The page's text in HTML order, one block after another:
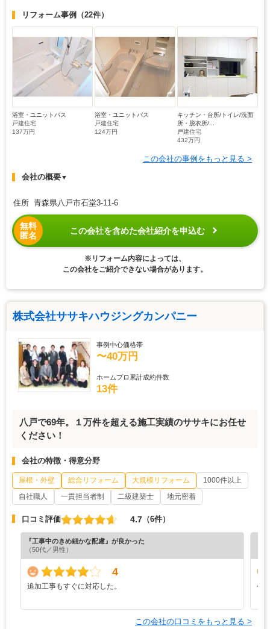
リフォーム事例 （22件）
浴室・ユニットバス
戸建住宅
137万円
浴室・ユニットバス
戸建住宅
124万円
キッチン・台所/トイレ/洗面
所・脱衣所/...
戸建住宅
432万円
この会社の事例をもっと見る >
会社の概要▼
住所 青森県八戸市石堂3-11-6
無料
匿名
この会社を含めた会社紹介を申込む
※リフォーム内容によっては、
この会社をご紹介できない場合があります。
株式会社ササキハウジングカンパニー
事例中心価格帯
〜40万円
ホームプロ累計成約件数
13件
八戸で69年。１万件を超える施工実績のササキにお任せ
ください！
会社の特徴・得意分野
屋根・外壁 総合リフォーム 大規模リフォーム
1000件以上
自社職人
一貫担当者制 二級建築士 地元密着
口コミ評価 4.7 （6件）
『工事中のきめ細かな配慮』が良かった
（50代／男性）
4
追加工事もすぐに対応した。 今
この会社の口コミをもっと見る >